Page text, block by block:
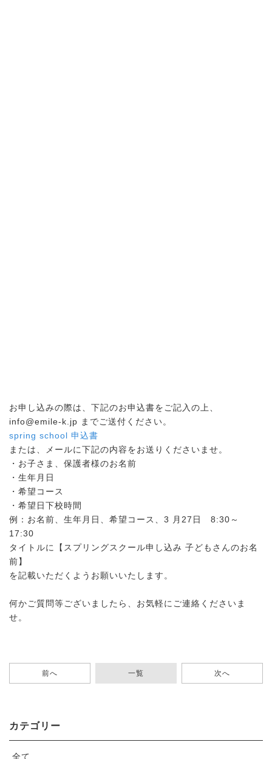
お申し込みの際は、下記のお申込書をご記入の上、
info@emile-k.jp までご送付ください。
spring school 申込書
または、メールに下記の内容をお送りくださいませ。
・お子さま、保護者様のお名前
・生年月日
・希望コース
・希望日下校時間
例：お名前、生年月日、希望コース、3 月27日 8:30～
17:30
タイトルに【スプリングスクール申し込み 子どもさんのお名
前】
を記載いただくようお願いいたします。
何かご質問等ございましたら、お気軽にご連絡くださいま
せ。
前へ 次へ
一覧
カテゴリー
全て